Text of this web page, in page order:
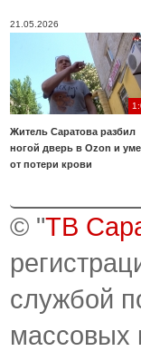
21.05.2026
Житель Саратова разбил
ногой дверь в Ozon и
от потери крови
© "ТВ
службой
массовых